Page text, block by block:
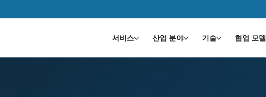
서비스 산업 분야 기술 협업 모델